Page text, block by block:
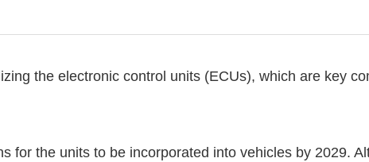
the electronic control units (ECUs), which are key
for the units to be incorporated into vehicles by 2029.